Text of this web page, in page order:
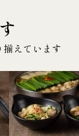
えています